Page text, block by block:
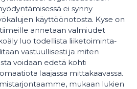
ei synny
käyttöönotosta. Kyse on
annetaan valmiudet
luo todellista liiketoiminta-
vastuullisesti ja miten
voidaan edetä kohti
laajassa mittakaavassa.
mukaan lukien